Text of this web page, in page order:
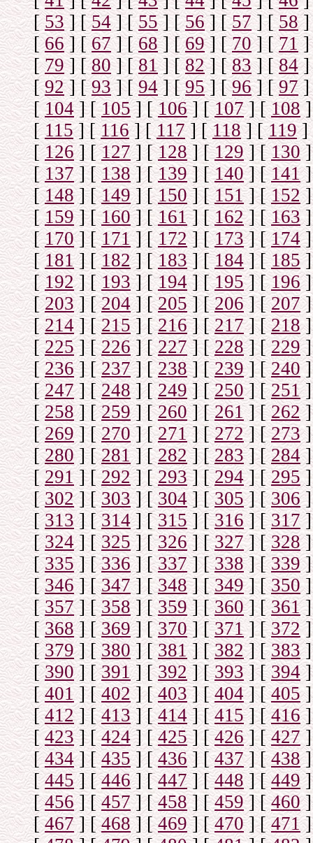
[53] [54] [55] [56] [57] [58]
[66] [67] [68] [69] [70] [71]
[79] [80] [81] [82] [83] [84]
[92] [93] [94] [95] [96] [97]
[104] [105] [106] [107] [108]
[115] [116] [117] [118] [119]
[126] [127] [128] [129] [ 130]
[137] [138] [139] [140] [141]
[148] [149] [150] [151] [152]
[159] [160] [161] [162] [163]
[170] [171] [172] [173] [174]
[181] [182] [183] [184] [ 185]
[192] [193] [194] [195] [196]
[203] [204] [205] [206] [207]
[214] [215] [216] [217] [218]
[225] [226] [227] [228] [229]
[236] [237] [238] [239] [240]
[247] [248] [249] [250] [251]
[258] [259] [260] [261] [262]
[269] [270] [271] [272] [273]
[280] [281] [282] [283] [284]
[ 291] [292] [293] [294] [295]
[302] [303] [304] [305] [306]
[313] [314] [315] [316] [ 317]
[324] [325] [326] [327] [328]
[335] [336] [337] [338] [339]
[346] [347] [348] [349] [350]
[357] [358] [359] [360] [361]
[368] [369] [370] [371] [ 372]
[379] [380] [381] [382] [383]
[390] [391] [392] [393] [394]
[401] [402] [403] [404] [405]
[412] [413] [414] [415] [416]
[423] [424] [425] [426] [427]
[434] [435] [ 436] [437] [438]
[445] [446] [447] [448] [449]
[456] [457] [458] [459] [460]
[467] [468] [469] [470] [471]